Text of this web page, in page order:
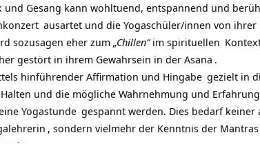
und Gesang kann wohltuend, entspannend und
ausartet und die Yogaschüler/innen von
sozusagen eher zum „Chillen“im spirituellen
gestört in ihrem Gewahrsein in der Asana .
hinführender Affirmation und Hingabe gezielt in
und die mögliche Wahrnehmung und
Yogastunde gespannt werden. Dies bedarf
, sondern vielmehr der Kenntnis der Mantras